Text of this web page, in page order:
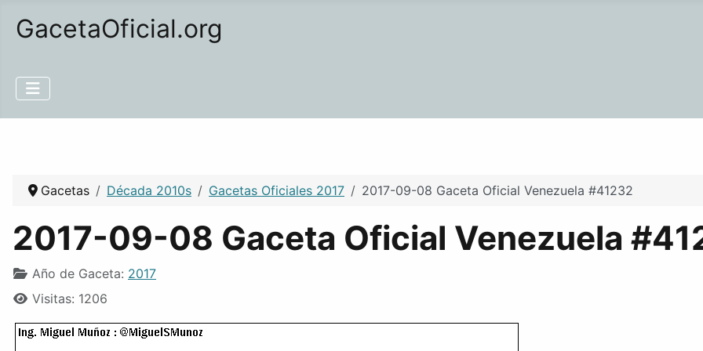
GacetaOficial.org
Gacetas Década 2010s Gacetas Oficiales 2017 2017-09-08 Gaceta Oficial Venezuela #41232
2017-09-08 Gaceta Oficial Venezuela
Año de Gaceta: 2017
Visitas: 1206